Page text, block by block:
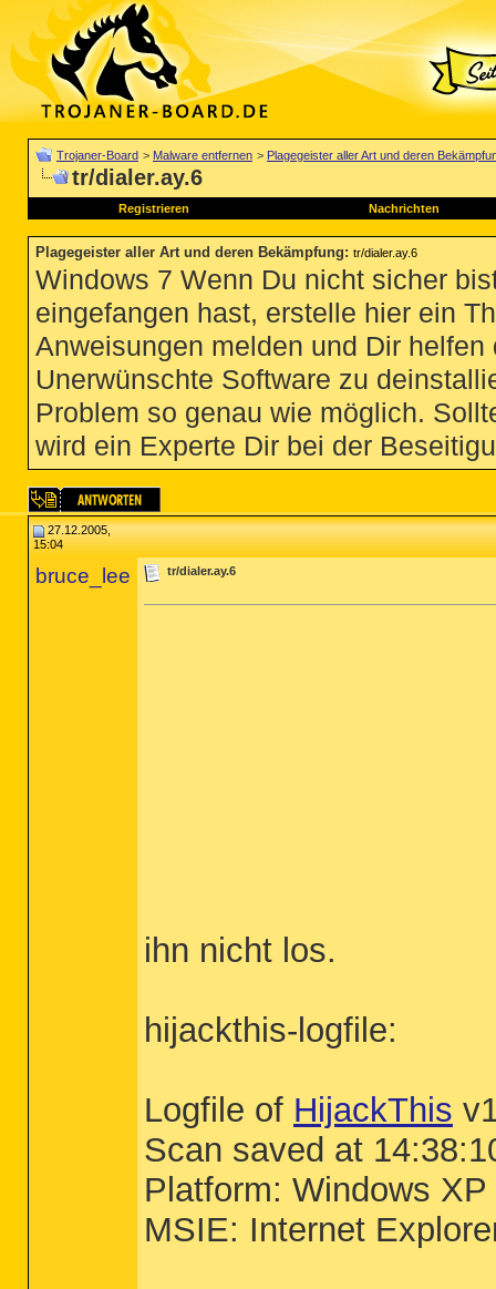
Trojaner-Board > Malware entfernen > Plagegeister aller Art und deren
tr/dialer.ay.6
Registrieren Nachrichten
Plagegeister aller Art und deren Bekämpfung: tr/dialer.ay.6
Windows 7 Wenn Du nicht sicher
eingefangen hast, erstelle hier ein
Anweisungen melden und Dir
Unerwünschte Software zu
Problem so genau wie möglich.
wird ein Experte Dir bei der
27.12.2005,
15:04
bruce_lee tr/dialer.ay.6
ihn nicht los.
hijackthis-logfile:
Logfile of HijackThis
Scan saved at
Platform: Windows
MSIE: Internet